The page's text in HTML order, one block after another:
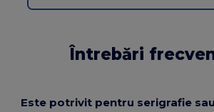
Întrebări
Este potrivit pentru serigrafie